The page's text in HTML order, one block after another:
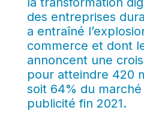
des entreprises
a entraîné
commerce et dont
annoncent une
pour atteindre 420
soit 64% du
publicité fin 2021.